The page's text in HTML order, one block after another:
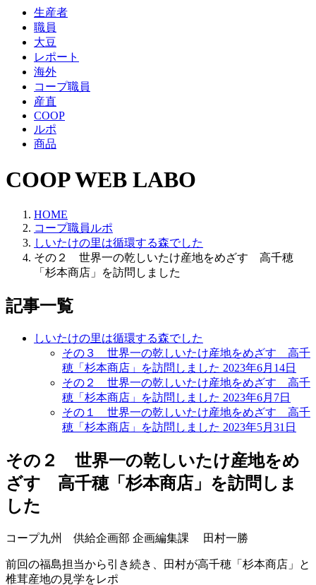
生産者
職員
大豆
レポート
海外
コープ職員
産直
COOP
ルポ
商品
COOP WEB LABO
HOME
コープ職員ルポ
しいたけの里は循環する森でした
その２ 世界一の乾しいたけ産地をめざす 高千穂
「杉本商店」を訪問しました
記事一覧
しいたけの里は循環する森でした
その３ 世界一の乾しいたけ産地をめざす 高千
穂「杉本商店」を訪問しました 2023年6月14日
その２ 世界一の乾しいたけ産地をめざす 高千
穂「杉本商店」を訪問しました 2023年6月7日
その１ 世界一の乾しいたけ産地をめざす 高千
穂「杉本商店」を訪問しました 2023年5月31日
その２ 世界一の乾しいたけ産地をめ
ざす 高千穂「杉本商店」を訪問しま
した
コープ九州 供給企画部 企画編集課 田村一勝
前回の福島担当から引き続き、田村が高千穂「杉本商店」と
椎茸産地の見学をレポ